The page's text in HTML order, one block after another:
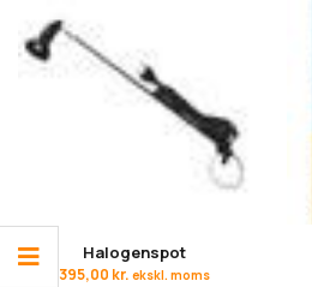
Halogenspot
395,00 kr. ekskl. moms